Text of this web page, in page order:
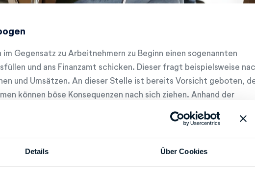
Details Über Cookies
Gegensatz zu Arbeitnehmern zu Beginn einen sogenannten
und ans Finanzamt schicken. Dieser fragt beispielsweise
und Umsätzen. An dieser Stelle ist bereits Vorsicht geboten,
können böse Konsequenzen nach sich ziehen. Anhand der
oder gar keine Aufträge vor, ist es ratsam, den Gewinn möglichst
allem am Anfang schwer abzuschätzen ist, wie das Geschäft